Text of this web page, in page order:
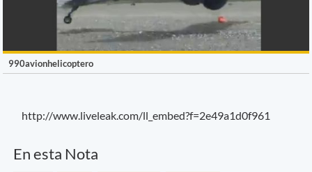
990avionhelicoptero
http://www.liveleak.com/ll_embed?f=2e49a1d0f961
En esta Nota